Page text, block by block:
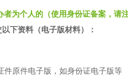
者为个人的（使用身份证备案，请
下资料（电子版材料）：
件原件电子版，如身份证电子版等